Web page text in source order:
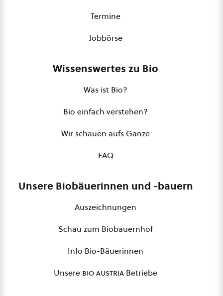
Termine
Jobbörse
Wissenswertes zu Bio
Was ist Bio?
Bio einfach verstehen?
Wir schauen aufs Ganze
FAQ
Unsere Biobäuerinnen und -bauern
Auszeichnungen
Schau zum Biobauernhof
Info Bio-Bäuerinnen
Unsere bio austria Betriebe